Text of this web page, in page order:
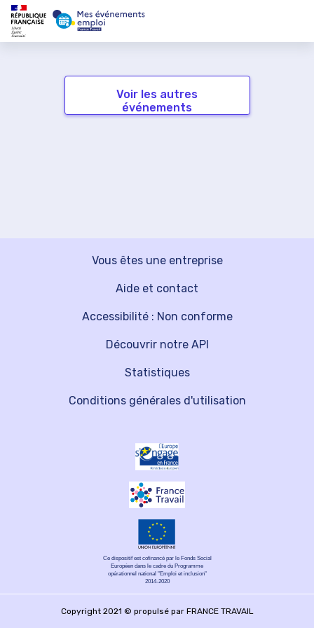
Voir les autres
événements
Vous êtes une entreprise
Découvrir notre API
Aide et contact
Statistiques
Accessibilité : Non conforme
Conditions générales d'utilisation
Ce dispositif est cofinancé par le Fonds Social
Européen dans le cadre du Programme
opérationnel national "Emploi et inclusion"
2014-2020
Copyright 2021 © propulsé par FRANCE TRAVAIL